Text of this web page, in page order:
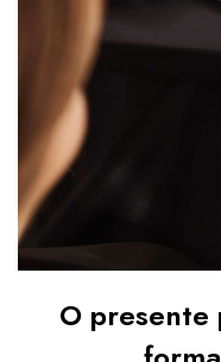
O presente